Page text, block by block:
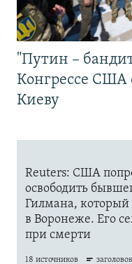
"Путин –
Конгрессе
Киеву